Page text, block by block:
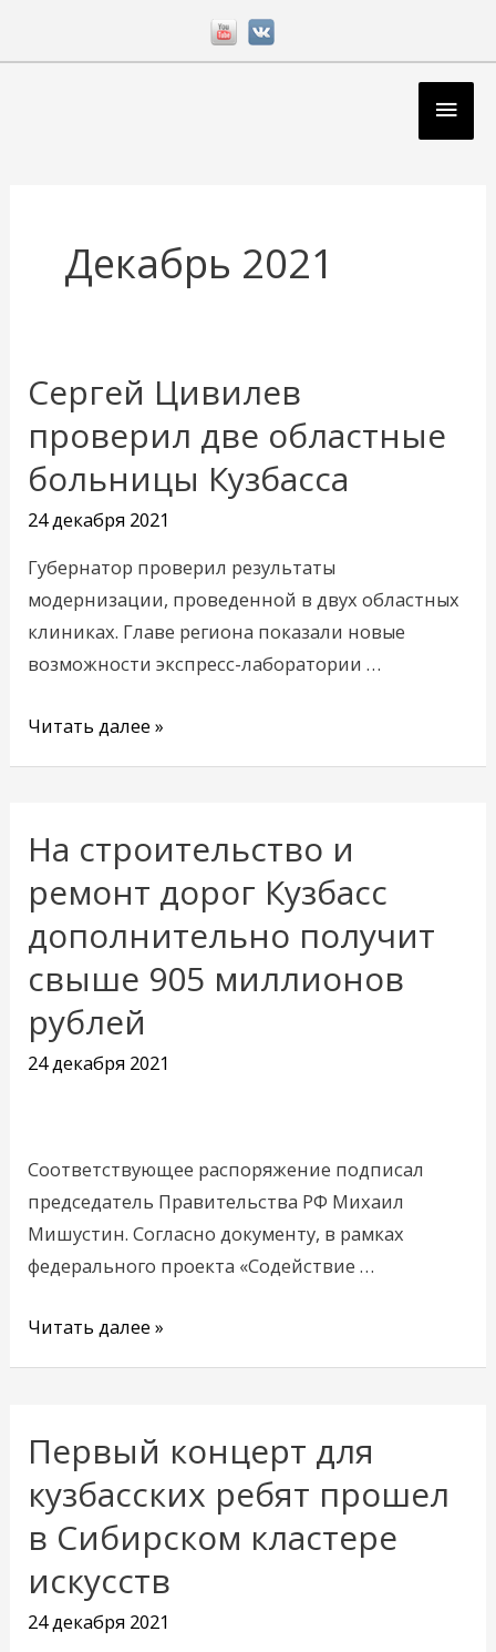
Декабрь 2021
Сергей Цивилев
проверил две областные
больницы Кузбасса
24 декабря 2021
Губернатор проверил результаты
модернизации, проведенной в двух областных
клиниках. Главе региона показали новые
возможности экспресс-лаборатории …
Сергей
Цивилев
проверил
две
областные
Кузбасса
Читать далее »
На строительство и
ремонт дорог Кузбасс
дополнительно получит
свыше 905 миллионов
рублей
24 декабря 2021
Соответствующее распоряжение подписал
председатель Правительства РФ Михаил
Мишустин. Согласно документу, в рамках
федерального проекта «Содействие …
На
строительство
и
ремонт
дорог
Кузбасс
дополнительно
получит
миллионов
рублей
Читать далее »
Первый концерт для
кузбасских ребят прошел
в Сибирском кластере
искусств
24 декабря 2021
Первый
концерт
для
кузбасских
ребят
прошел
в